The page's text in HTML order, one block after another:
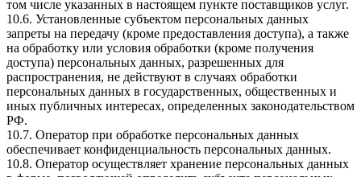
том числе указанных в настоящем пункте поставщиков услуг.
10.6. Установленные субъектом персональных данных
запреты на передачу (кроме предоставления доступа), а также
на обработку или условия обработки (кроме получения
доступа) персональных данных, разрешенных для
распространения, не действуют в случаях обработки
персональных данных в государственных, общественных и
иных публичных интересах, определенных законодательством
РФ.
10.7. Оператор при обработке персональных данных
обеспечивает конфиденциальность персональных данных.
10.8. Оператор осуществляет хранение персональных данных